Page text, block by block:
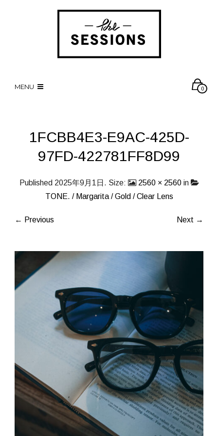
MENU 0
1FCBB4E3-E9AC-425D-
97FD-422781FF8D99
Published 2025年9月1日 . Size: 2560 × 2560in
TONE. / Margarita / Gold / Clear Lens
← Previous Next →